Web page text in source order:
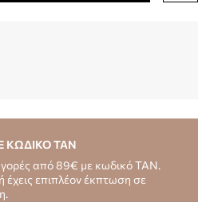
ΚΩΔΙΚΟ TAN
από 89€ με κωδικό TAN.
έχεις επιπλέον έκπτωση σε